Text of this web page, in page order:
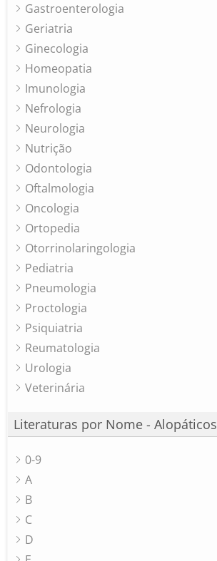
Gastroenterologia
Geriatria
Ginecologia
Homeopatia
Imunologia
Nefrologia
Neurologia
Nutrição
Odontologia
Oftalmologia
Oncologia
Ortopedia
Otorrinolaringologia
Pediatria
Pneumologia
Proctologia
Psiquiatria
Reumatologia
Urologia
Veterinária
Literaturas por Nome - Alopáticos
0-9
A
B
C
D